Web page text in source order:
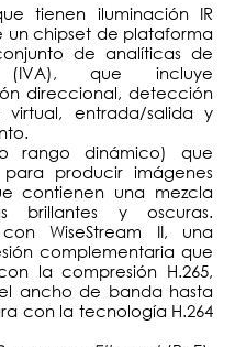
tienen iluminación IR
un chipset de plataforma
de analíticas de
(IVA), que incluye
direccional, detección
entrada/salida y
rango dinámico) que
producir imágenes
contienen una mezcla
brillantes y oscuras.
WiseStream II, una
complementaria que
la compresión H.265,
ancho de banda hasta
con la tecnología H.264